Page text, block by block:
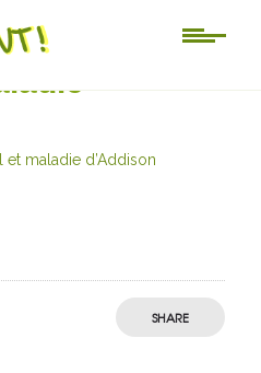
de
maladie d’Addison
SHARE